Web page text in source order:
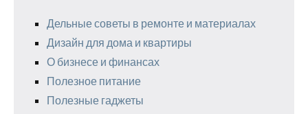
Дельные советы в ремонте и материалах
Дизайн для дома и квартиры
О бизнесе и финансах
Полезное питание
Полезные гаджеты